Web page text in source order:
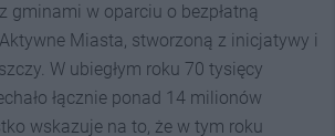
gminami w oparciu o bezpłatną
Miasta, stworzoną z inicjatywy i
W ubiegłym roku 70 tysięcy
łącznie ponad 14 milionów
wskazuje na to, że w tym roku